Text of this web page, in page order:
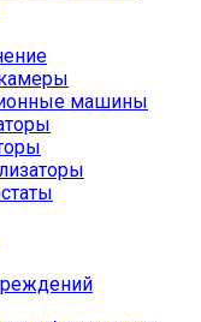
машины